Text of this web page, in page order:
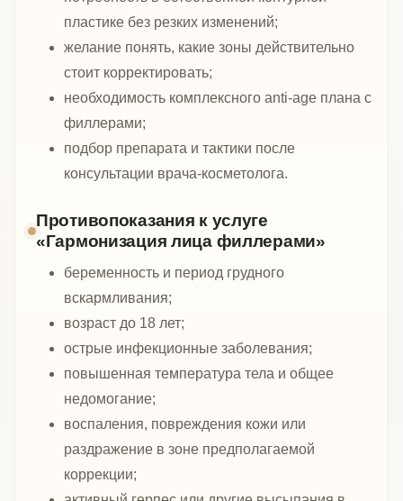
пластике без резких изменений;
желание понять, какие зоны действительно
стоит корректировать;
необходимость комплексного anti-age плана с
филлерами;
подбор препарата и тактики после
консультации врача-косметолога.
Противопоказания к услуге
«Гармонизация лица филлерами»
беременность и период грудного
вскармливания;
возраст до 18 лет;
острые инфекционные заболевания;
повышенная температура тела и общее
недомогание;
воспаления, повреждения кожи или
раздражение в зоне предполагаемой
коррекции;